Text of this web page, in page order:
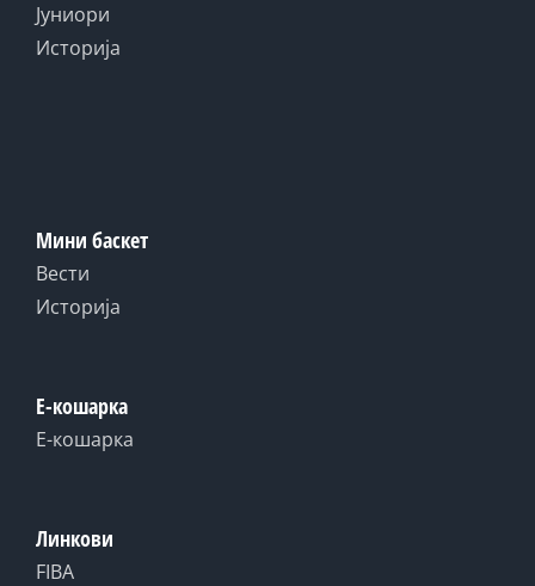
Јуниори
Историја
Мини баскет
Вести
Историја
Е-кошарка
Е-кошарка
Линкови
FIBA